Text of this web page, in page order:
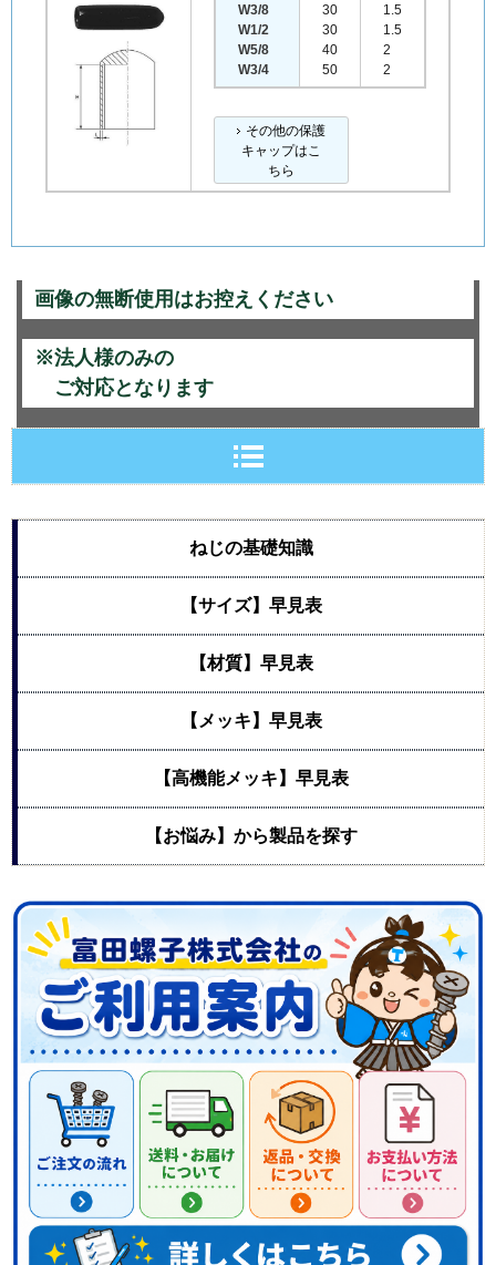
W3/8
W1/2
W5/8
W3/4
30
30
40
50
1.5
1.5
2
2
その他の保護
キャップはこ
ちら
画像の無断使用はお控えください
※法人様のみの
ご対応となります
ねじの基礎知識
【サイズ】早見表
【材質】早見表
【メッキ】早見表
【高機能メッキ】早見表
【お悩み】から製品を探す